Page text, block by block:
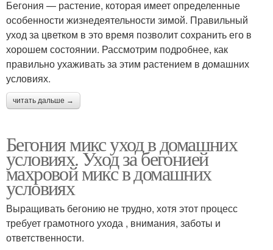
Бегония — растение, которая имеет определенные
особенности жизнедеятельности зимой. Правильный
уход за цветком в это время позволит сохранить его в
хорошем состоянии. Рассмотрим подробнее, как
правильно ухаживать за этим растением в домашних
условиях.
читать дальше →
Бегония микс уход в домашних
условиях. Уход за бегонией
махровой микс в домашних
условиях
Выращивать бегонию не трудно, хотя этот процесс
требует грамотного ухода , внимания, заботы и
ответственности.